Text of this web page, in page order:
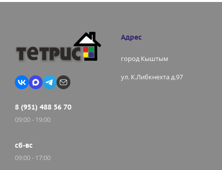
8 (951) 488 56 70
09:00 - 19:00
сб-вс
09:00 - 17:00
Адрес
город Кыштым
ул. К.Либкнехта д.97